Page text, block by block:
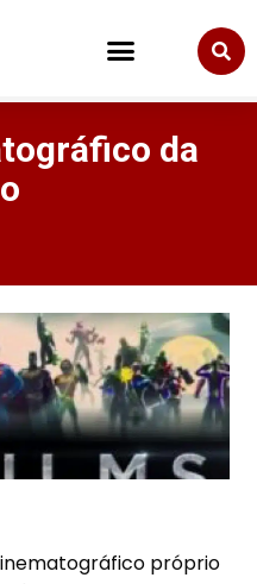
da
próprio